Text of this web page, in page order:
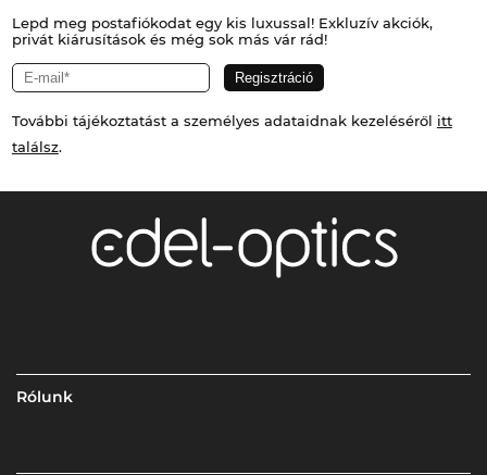
Lepd meg postafiókodat egy kis luxussal! Exkluzív akciók,
privát kiárusítások és még sok más vár rád!
További tájékoztatást a személyes adataidnak kezeléséről itt
találsz.
Rólunk